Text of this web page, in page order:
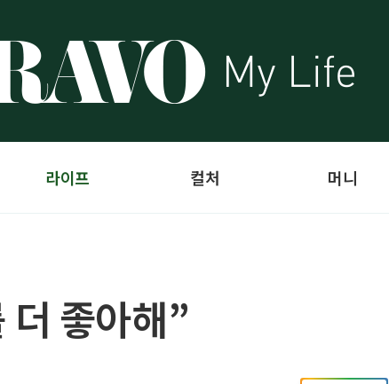
라이프 컬처 머니
좋아해”